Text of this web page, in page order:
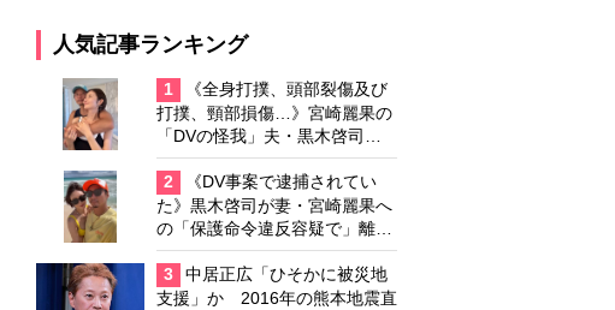
人気記事ランキング
1
《全身打撲、頭部裂傷及び
打撲、頸部損傷…》宮崎麗果の
「DVの怪我」夫・黒木啓司の
逮捕で始まる「夫婦の闘争」
2
《DV事案で逮捕されてい
た》黒木啓司が妻・宮崎麗果へ
の「保護命令違反容疑で」離婚
協議は「第二ステージ」へ
3
中居正広「ひそかに被災地
支援」か 2016年の熊本地震直